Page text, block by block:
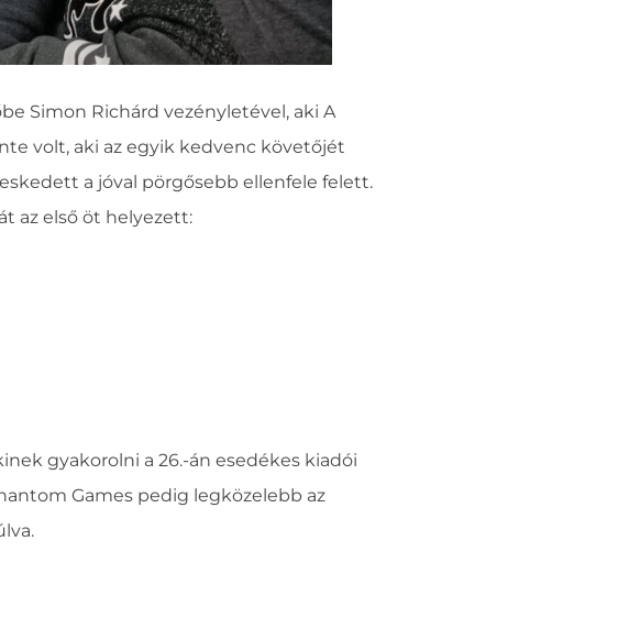
Simon Richárd vezényletével, aki A
volt, aki az egyik kedvenc követőjét
a jóval pörgősebb ellenfele felett.
az első öt helyezett:
gyakorolni a 26.-án esedékes kiadói
Games pedig legközelebb az